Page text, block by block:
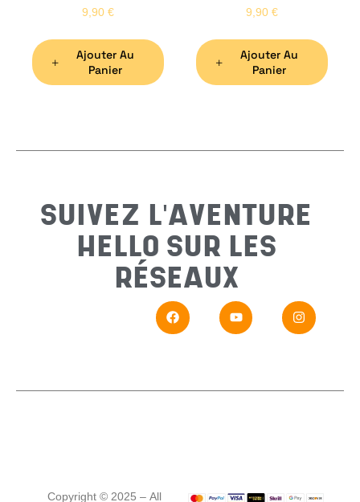
9,90 €
Ajouter Au
Panier
9,90 €
Ajouter Au
Panier
SUIVEZ L'AVENTURE
HELLO SUR LES
RÉSEAUX
Copyright © 2025 – All